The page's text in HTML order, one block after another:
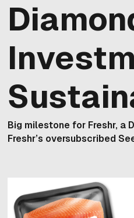
Big milestone for Freshr, a
Freshr’s oversubscribed